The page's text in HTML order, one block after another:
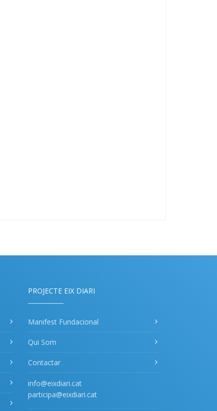
PROJECTE EIX DIARI
Manifest Fundacional
Qui Som
Contactar
info@eixdiari.cat
participa@eixdiari.cat